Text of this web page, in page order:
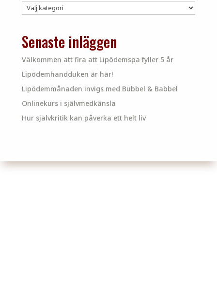
Kategorier
Senaste inläggen
Välkommen att fira att Lipödemspa fyller 5 år
Lipödemhandduken är här!
Lipödemmånaden invigs med Bubbel & Babbel
Onlinekurs i självmedkänsla
Hur självkritik kan påverka ett helt liv